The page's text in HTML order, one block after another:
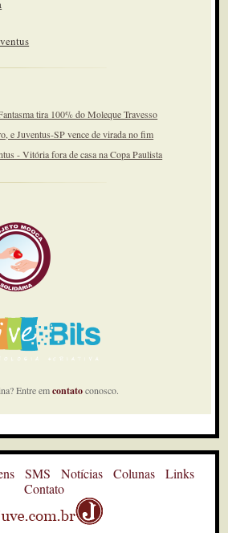
tira 100% do Moleque Travesso
e Juventus-SP vence de virada no fim
- Vitória fora de casa na Copa Paulista
Entre emcontatoconosco.
SMS Notícias Colunas
Links
Contato